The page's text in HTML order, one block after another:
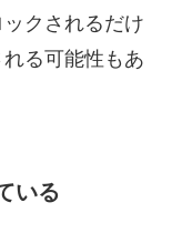
クされるだけ
る可能性もあ
いる